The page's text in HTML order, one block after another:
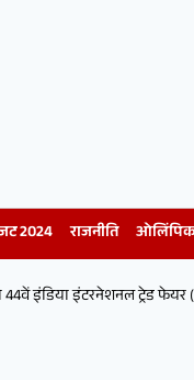
2024 राजनीति
इंडिया इंटरनेशनल ट्रेड फेयर